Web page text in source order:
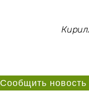
Сообщить новость